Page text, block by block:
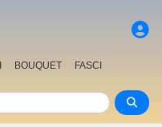
BOUQUET
FASCI